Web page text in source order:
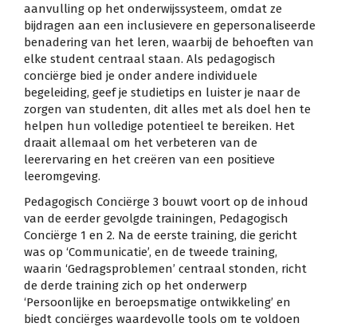
aanvulling op het onderwijssysteem, omdat ze
bijdragen aan een inclusievere en gepersonaliseerde
benadering van het leren, waarbij de behoeften van
elke student centraal staan. Als pedagogisch
conciërge bied je onder andere individuele
begeleiding, geef je studietips en luister je naar de
zorgen van studenten, dit alles met als doel hen te
helpen hun volledige potentieel te bereiken. Het
draait allemaal om het verbeteren van de
leerervaring en het creëren van een positieve
leeromgeving.
Pedagogisch Conciërge 3 bouwt voort op de inhoud
van de eerder gevolgde trainingen, Pedagogisch
Conciërge 1 en 2. Na de eerste training, die gericht
was op ‘Communicatie’, en de tweede training,
waarin ‘Gedragsproblemen’ centraal stonden, richt
de derde training zich op het onderwerp
‘Persoonlijke en beroepsmatige ontwikkeling’ en
biedt conciërges waardevolle tools om te voldoen